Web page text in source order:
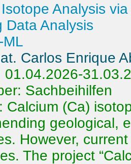
Analysis
Data Analysis
ML
Carlos Enrique
01.04.2026-
Sachbeihilfen
Calcium (Ca)
geological,
However,
The project